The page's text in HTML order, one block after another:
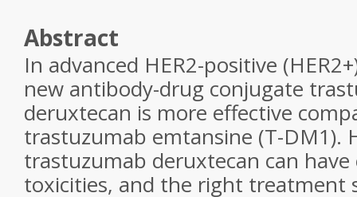
Abstract
In advanced HER2-positive
new antibody-drug conjugate
deruxtecan is more effective
trastuzumab emtansine (T-DM1).
trastuzumab deruxtecan can have
toxicities, and the right treatment